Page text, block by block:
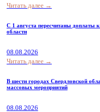
Читать далее →
С 1 августа пересчитаны доплаты
области
08.08.2026
Читать далее →
В шести городах Свердловской
массовых мероприятий
08.08.2026